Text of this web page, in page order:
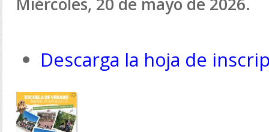
Descarga la hoja de